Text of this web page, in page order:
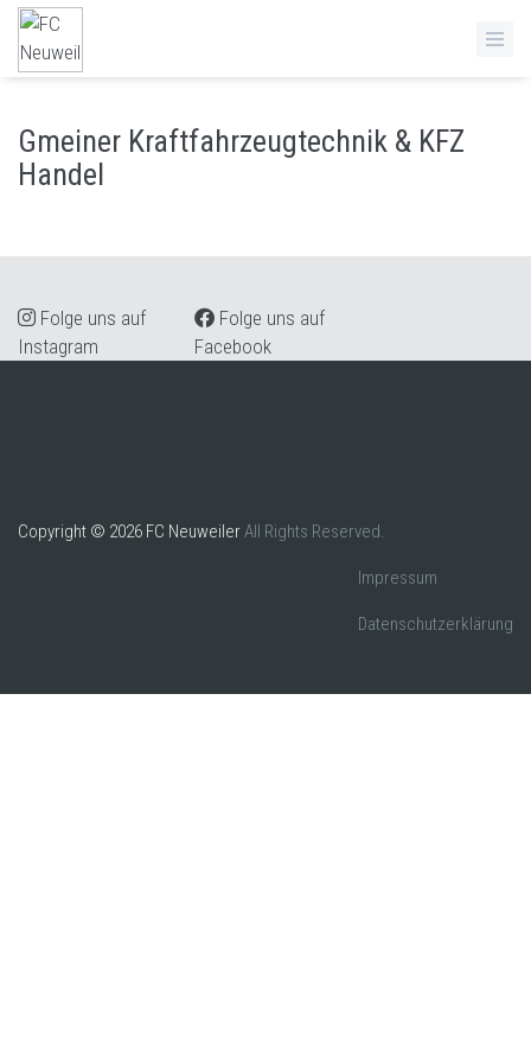
Gmeiner Kraftfahrzeugtechnik & KFZ
Handel
Folge uns auf
Instagram
Folge uns auf
Facebook
Copyright © 2026 FC NeuweilerAll Rights Reserved.
Impressum
Datenschutzerklärung